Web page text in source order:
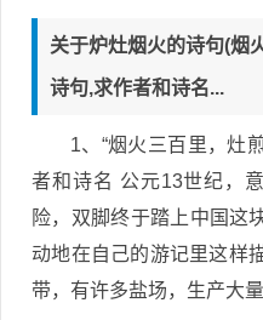
关于炉灶烟火的诗句(烟
诗句,求作者和诗名...
1、“烟火三百里，灶
者和诗名 公元13世纪，
险，双脚终于踏上中国这
动地在自己的游记里这样
带，有许多盐场，生产大量